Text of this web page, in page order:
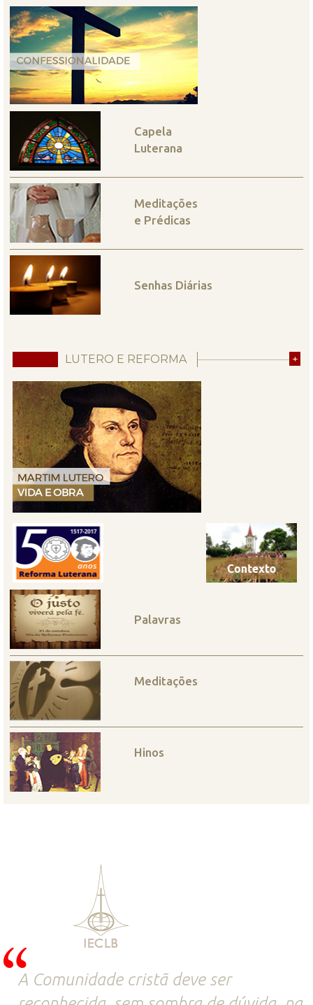
Capela
Luterana
Meditações
e Prédicas
Senhas Diárias
LUTERO E REFORMA +
Palavras
Meditações
Hinos
A Comunidade cristã deve ser